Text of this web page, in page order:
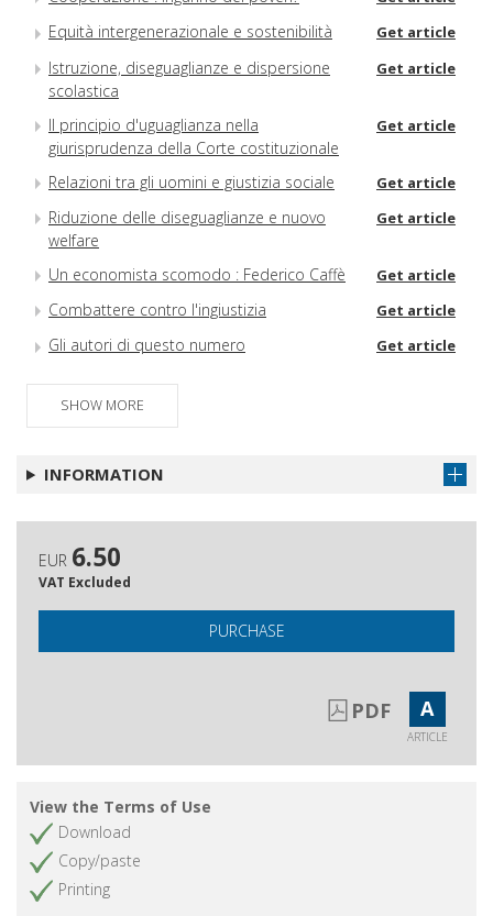
Equità intergenerazionale e sostenibilità Get article
Istruzione, diseguaglianze e dispersione
scolastica
Get article
Il principio d'uguaglianza nella
giurisprudenza della Corte costituzionale
Get article
Relazioni tra gli uomini e giustizia sociale Get article
Riduzione delle diseguaglianze e nuovo
welfare
Get article
Un economista scomodo : Federico Caffè Get article
Combattere contro l'ingiustizia Get article
Gli autori di questo numero Get article
Questa rivista
SHOW MORE
INFORMATION
EUR 6.50
VAT Excluded
PURCHASE
PDF A
ARTICLE
View the Terms of Use
Download
Copy/paste
Printing